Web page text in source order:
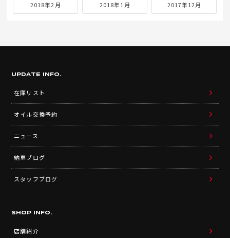
2018年2月 2018年1月 2017年12月
UPDATE INFO.
在庫リスト
オイル交換予約
ニュース
納車ブログ
スタッフブログ
SHOP INFO.
店舗紹介